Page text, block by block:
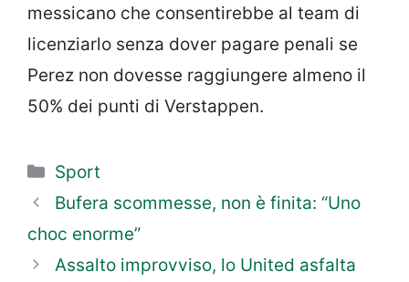
messicano che consentirebbe al team di
licenziarlo senza dover pagare penali se
Perez non dovesse raggiungere almeno il
50% dei punti di Verstappen.
Categorie
Sport
Bufera scommesse, non è finita: “Uno
choc enorme”
Assalto improvviso, lo United asfalta